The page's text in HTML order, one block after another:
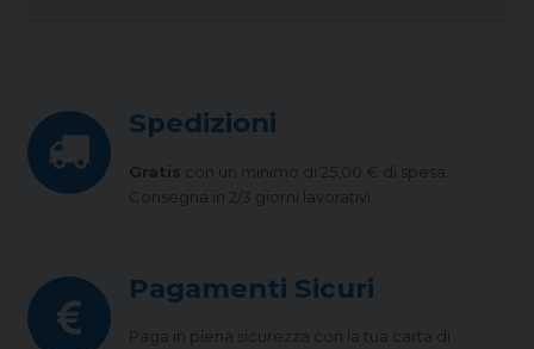
Spedizioni
Gratis con un minimo di 25,00 € di spesa.
Consegna in 2/3 giorni lavorativi
Pagamenti Sicuri
Paga in piena sicurezza con la tua carta di